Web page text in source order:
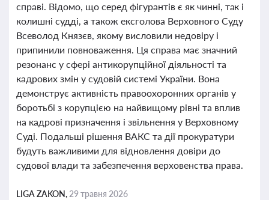
справі. Відомо, що серед фігурантів є як чинні, так і
колишні судді, а також ексголова Верховного Суду
Всеволод Князєв, якому висловили недовіру і
припинили повноваження. Ця справа має значний
резонанс у сфері антикорупційної діяльності та
кадрових змін у судовій системі України. Вона
демонструє активність правоохоронних органів у
боротьбі з корупцією на найвищому рівні та вплив
на кадрові призначення і звільнення у Верховному
Суді. Подальші рішення ВАКС та дії прокуратури
будуть важливими для відновлення довіри до
судової влади та забезпечення верховенства права.
LIGA ZAKON, 29 травня 2026